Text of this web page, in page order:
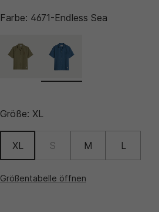
Farbe: 4671-Endless Sea
Größe: XL
XL S M L
Größentabelle öffnen